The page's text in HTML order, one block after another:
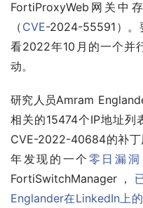
FortiProxyWeb网关中
（ CVE-2024-55591）。
看2022年10月的一个并
动。
研究人员Amram
相关的15474个IP地址列
CVE-2022-40684的补
年发现的一个 零日漏洞
FortiSwitchManager，
Englander在LinkedIn上